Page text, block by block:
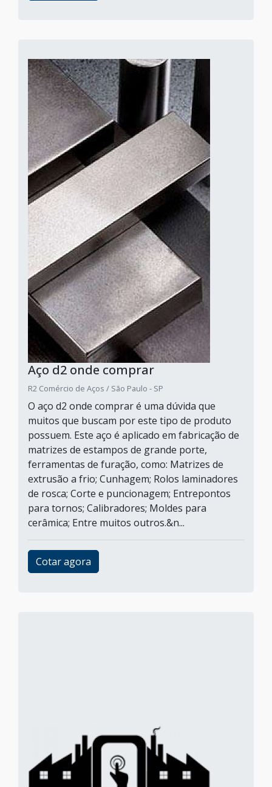
Aço d2 onde comprar
R2 Comércio de Aços / São Paulo - SP
O aço d2 onde comprar é uma dúvida que
muitos que buscam por este tipo de produto
possuem. Este aço é aplicado em fabricação de
matrizes de estampos de grande porte,
ferramentas de furação, como: Matrizes de
extrusão a frio; Cunhagem; Rolos laminadores
de rosca; Corte e puncionagem; Entrepontos
para tornos; Calibradores; Moldes para
cerâmica; Entre muitos outros.&n...
Cotar agora